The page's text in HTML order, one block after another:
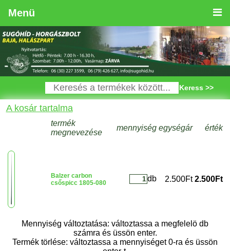
Menü
Keress >>
A kosár tartalma
termék
megnevezése
mennyiség egységár érték
Balzer carbon
csőspicc 1805-080
db 2.500Ft 2.500Ft
Mennyiség változtatása: változtassa a megfelelö db
számra és üssön enter.
Termék törlése: változtassa a mennyiséget 0-ra és üssön